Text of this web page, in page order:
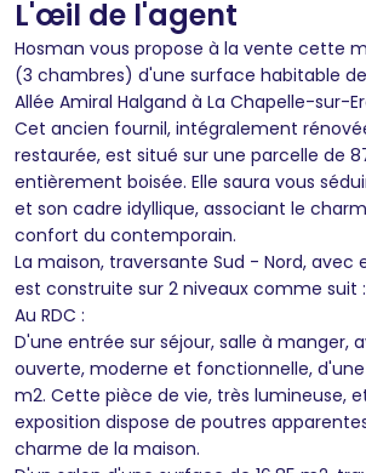
L'œil de l'agent
Hosman vous propose à la vente cette
(3 chambres) d'une surface habitable
Allée Amiral Halgand à La Chapelle-sur-
Cet ancien fournil, intégralement
restaurée, est situé sur une parcelle de
entièrement boisée. Elle saura vous
et son cadre idyllique, associant le
confort du contemporain.
La maison, traversante Sud - Nord, avec
est construite sur 2 niveaux comme suit :
Au RDC :
D'une entrée sur séjour, salle à manger,
ouverte, moderne et fonctionnelle,
m2. Cette pièce de vie, très lumineuse,
exposition dispose de poutres
charme de la maison.